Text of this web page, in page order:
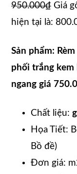
950.000₫ Giá
hiện tại là:
Sản phẩm:
phối trắng kem
ngang giá
Chất liệu: g
Họa Tiết:
Bồ đề)
Đơn giá: